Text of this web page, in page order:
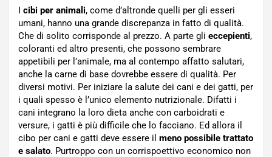
I cibi per animali, come d’altronde quelli per gli esseri
umani, hanno una grande discrepanza in fatto di qualità.
Che di solito corrisponde al prezzo. A parte gli eccepienti,
coloranti ed altro presenti, che possono sembrare
appetibili per l’animale, ma al contempo affatto salutari,
anche la carne di base dovrebbe essere di qualità. Per
diversi motivi. Per iniziare la salute dei cani e dei gatti, per
i quali spesso è l’unico elemento nutrizionale. Difatti i
cani integrano la loro dieta anche con carboidrati e
versure, i gatti è più difficile che lo facciano. Ed allora il
cibo per cani e gatti deve essere il meno possibile trattato
e salato. Purtroppo con un corrispoettivo economico non